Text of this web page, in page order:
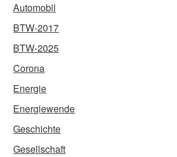
Automobil
BTW-2017
BTW-2025
Corona
Energie
Energiewende
Geschichte
Gesellschaft